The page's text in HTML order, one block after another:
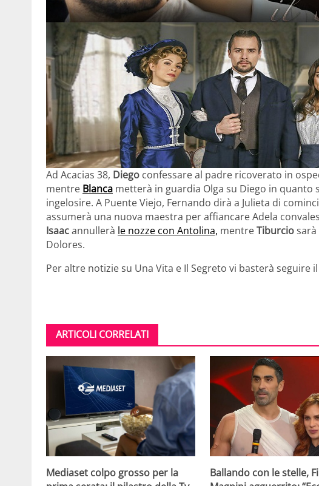
Ad Acacias 38, Diego confessare al padre ricoverato in
mentre Blanca metterà in guardia Olga su Diego in quanto
ingelosire. A Puente Viejo, Fernando dirà a Julieta di
assumerà una nuova maestra per affiancare Adela
Isaacannullerà le nozze con Antolina, mentreTiburciosarà
Dolores.
Per altre notizie su Una Vita e Il Segreto vi basterà seguire
ARTICOLI CORRELATI
Mediaset colpo grosso per la
Ballando con le stelle,